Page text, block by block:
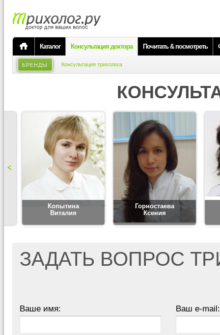
Каталог Консультация доктора Почитать & посмотреть
БРЕНДЫ Консультация трихолога
Копытина
Виталия
Горностаева
Ксения
ЗАДАТЬ ВОПРОС
Ваше имя: Ваш e-mail: